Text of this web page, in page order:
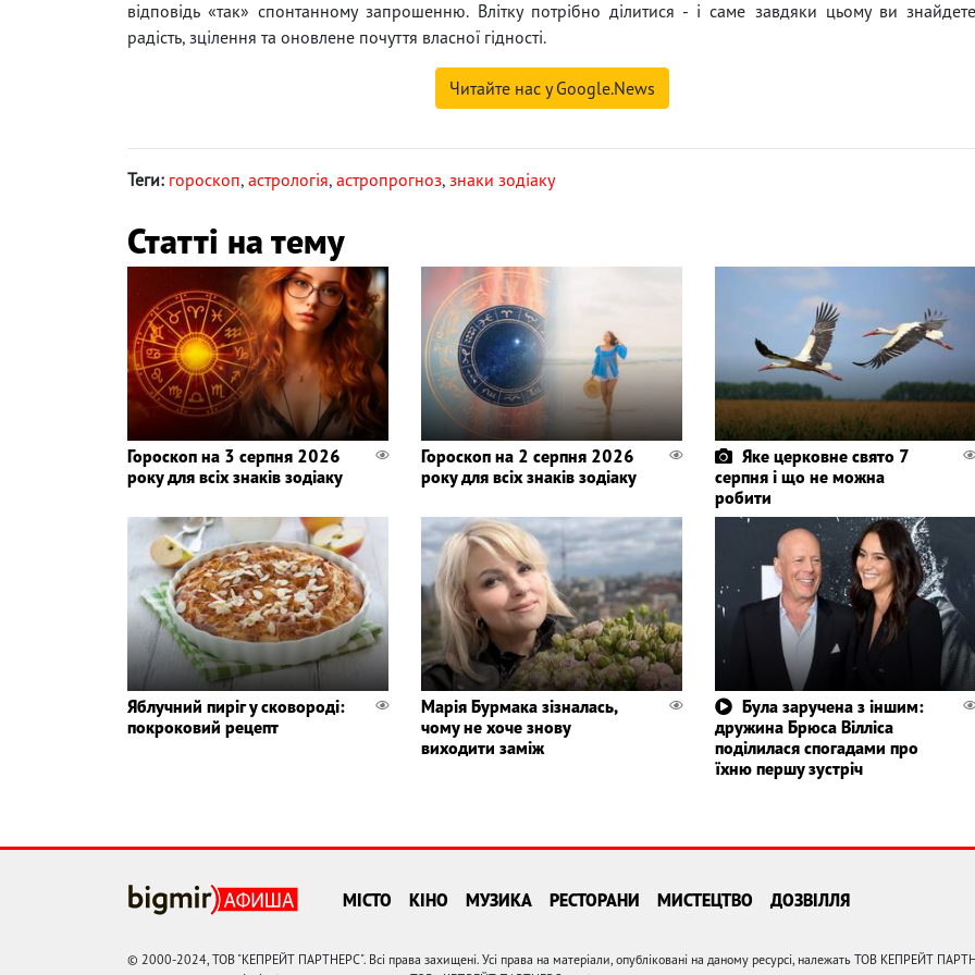
відповідь «так» спонтанному запрошенню. Влітку потрібно ділитися - і саме завдяки цьому ви знайдете
радість, зцілення та оновлене почуття власної гідності.
Читайте нас у Google.News
Теги: гороскоп, астрологія, астропрогноз, знаки зодіаку
Статті на тему
Гороскоп на 3 серпня 2026
року для всіх знаків зодіаку
Гороскоп на 2 серпня 2026
року для всіх знаків зодіаку
Яке церковне свято 7
серпня і що не можна
робити
Яблучний пиріг у сковороді:
покроковий рецепт
Марія Бурмака зізналась,
чому не хоче знову
виходити заміж
Була заручена з іншим:
дружина Брюса Вілліса
поділилася спогадами про
їхню першу зустріч
МІСТО КІНО МУЗИКА РЕСТОРАНИ МИСТЕЦТВО ДОЗВІЛЛЯ
© 2000-2024, ТОВ "КЕПРЕЙТ ПАРТНЕРС". Всі права захищені. Усі права на матеріали, опубліковані на даному ресурсі, належать ТОВ КЕПРЕЙТ